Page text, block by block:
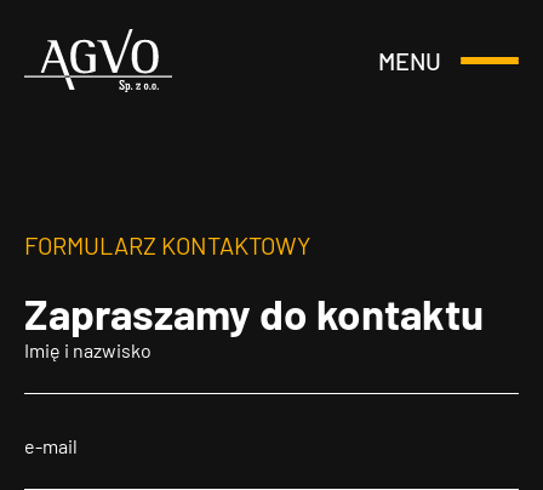
Header
MENU
Otwórz
FORMULARZ KONTAKTOWY
Zapraszamy do kontaktu